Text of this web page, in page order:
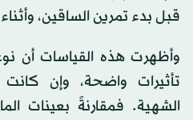
قبل بدء تمرين الساقين،
وأظهرت هذه القياسات أن
تأثيرات واضحة، وإن
الشهية. فمقارنةً بعينات